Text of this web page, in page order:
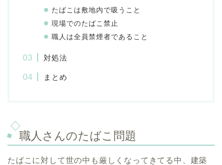
たばこは敷地内で吸うこと
現場でのたばこ禁止
職人は全員禁煙者であること
対処法
まとめ
職人さんのたばこ問題
たばこに対して世の中も厳しくなってきてる中、建築